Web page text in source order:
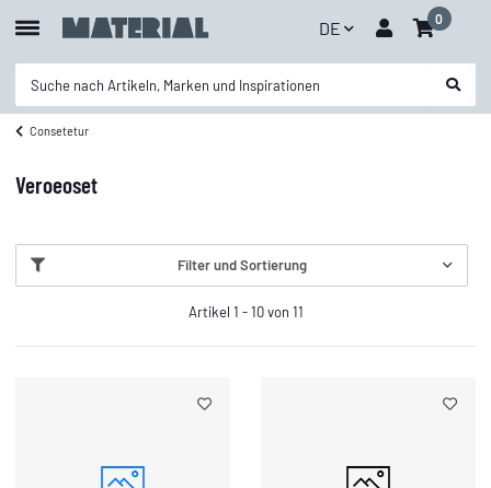
DE 0
Consetetur
Veroeoset
Filter und Sortierung
Artikel 1 - 10 von 11